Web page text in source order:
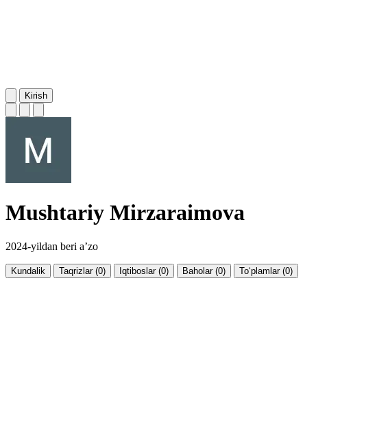
Kirish
Mushtariy Mirzaraimova
2024-yildan beri a’zo
Kundalik Taqrizlar (0) Iqtiboslar (0) Baholar (0) To‘plamlar (0)